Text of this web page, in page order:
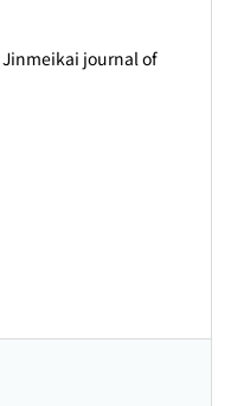
Jinmeikai journal of